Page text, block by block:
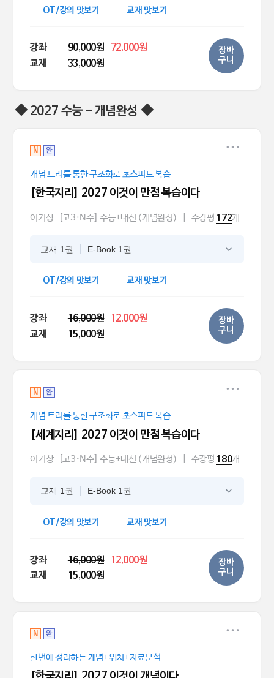
OT/강의 맛보기 교재 맛보기
강좌 90,000원
72,000원
교재
33,000원
장바
구니
◆ 2027 수능 - 개념완성 ◆
N 완
개념 트리를 통한 구조화로 초스피드 복습
[한국지리] 2027 이것이 만점 복습이다
이기상 [고3·N수] 수능+내신 (개념완성) 수강평 172개
교재 1권 E-Book 1권
OT/강의 맛보기 교재 맛보기
강좌 16,000원
12,000원
교재
15,000원
장바
구니
N 완
개념 트리를 통한 구조화로 초스피드 복습
[세계지리] 2027 이것이 만점 복습이다
이기상 [고3·N수] 수능+내신 (개념완성) 수강평 180개
교재 1권 E-Book 1권
OT/강의 맛보기 교재 맛보기
강좌 16,000원
12,000원
교재
15,000원
장바
구니
N 완
한번에 정리하는 개념+위치+자료분석